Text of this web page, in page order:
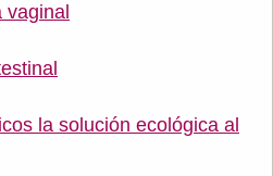
la solución ecológica al